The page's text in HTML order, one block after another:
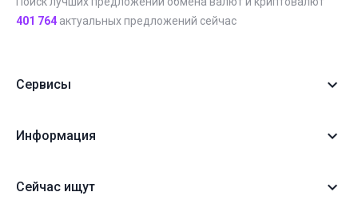
401 764 актуальных предложений сейчас
Сервисы
Информация
Сейчас ищут